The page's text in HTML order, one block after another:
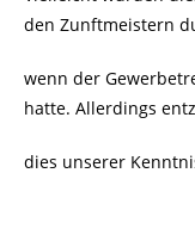
den Zunftmeistern
wenn der
hatte. Allerdings
dies unserer